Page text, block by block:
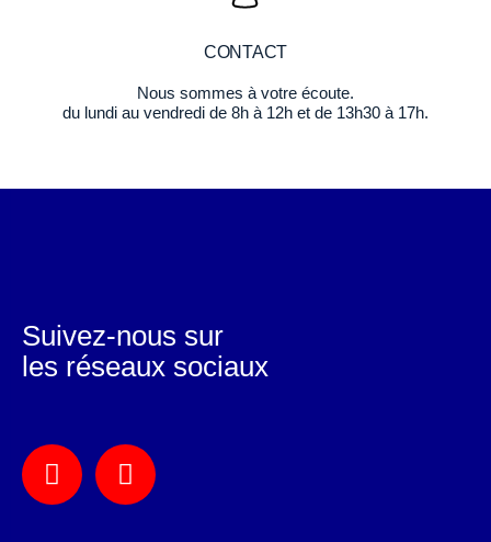
CONTACT
Nous sommes à votre écoute.
du lundi au vendredi de 8h à 12h et de 13h30 à 17h.
Suivez-nous sur
les réseaux sociaux